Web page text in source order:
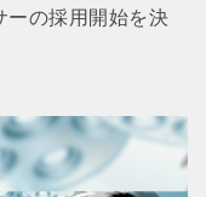
ーの採用開始を決